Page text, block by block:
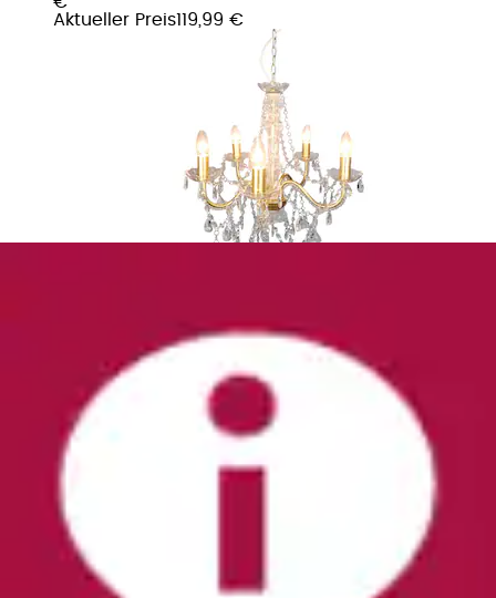
Aktueller Preis119,99 €
Pendelleuchte
REALITY Leuchten
Ursprünglicher PreisUVP 78,99 € Rabatt
Aktueller Preis
49,99 €
)